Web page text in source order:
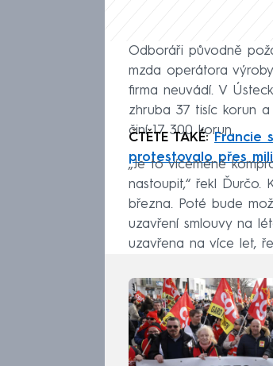
Odboráři původně
mzda operátora
firma neuvádí. V
zhruba 37 tisíc korun
činí 17 300 korun.
ČTĚTE TAKÉ:Francie
protestovalo přes
„Je to víceméně
nastoupit,“ řekl Ďurčo.
března. Poté bude
uzavření smlouvy na
uzavřena na více let,